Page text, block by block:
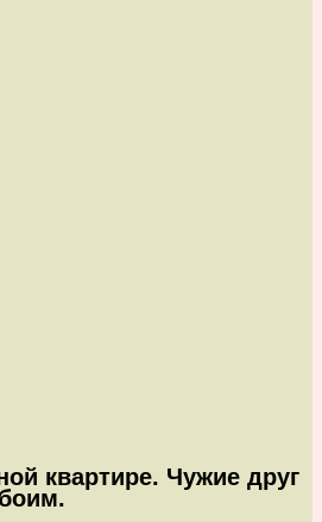
квартире. Чужие друг